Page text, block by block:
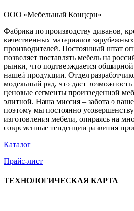
ООО «Мебельный Концерн»
Фабрика по производству диванов,
качественных материалов
производителей. Постоянный штат
позволяет поставлять мебель на
рынки, что подтверждается обширной
нашей продукции. Отдел
модельный ряд, что дает возможность
ценовые сегменты произведенной
элитной. Наша миссия – забота о
поэтому мы постоянно
изготовления мебели, опираясь на
современные тенденции развития
Каталог
Прайс-лист
ТЕХНОЛОГИЧЕСКАЯ КАРТА